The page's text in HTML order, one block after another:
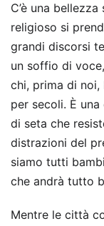
C’è una
religioso si
grandi discorsi
un soffio di
chi, prima di noi,
per secoli. È
di seta che
distrazioni del
siamo tutti
che andrà tutto
Mentre le città